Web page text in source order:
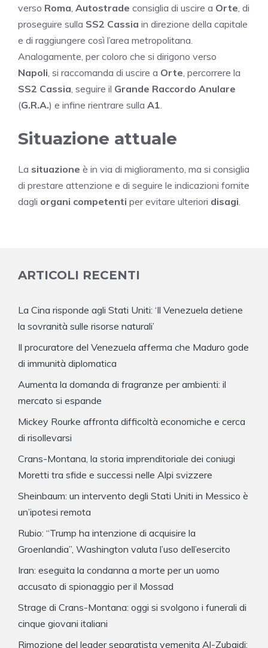
verso Roma, Autostrade consiglia di uscire a Orte, di
proseguire sulla SS2 Cassia in direzione della capitale
e di raggiungere così l’area metropolitana.
Analogamente, per coloro che si dirigono verso
Napoli, si raccomanda di uscire a Orte, percorrere la
SS2 Cassia, seguire il Grande Raccordo Anulare
(G.R.A.) e infine rientrare sulla A1.
Situazione attuale
La situazione è in via di miglioramento, ma si consiglia
di prestare attenzione e di seguire le indicazioni fornite
dagli organi competenti per evitare ulteriori disagi.
ARTICOLI RECENTI
La Cina risponde agli Stati Uniti: ‘Il Venezuela detiene
la sovranità sulle risorse naturali’
Il procuratore del Venezuela afferma che Maduro gode
di immunità diplomatica
Aumenta la domanda di fragranze per ambienti: il
mercato si espande
Mickey Rourke affronta difficoltà economiche e cerca
di risollevarsi
Crans-Montana, la storia imprenditoriale dei coniugi
Moretti tra sfide e successi nelle Alpi svizzere
Sheinbaum: un intervento degli Stati Uniti in Messico è
un’ipotesi remota
Rubio: “Trump ha intenzione di acquisire la
Groenlandia”, Washington valuta l’uso dell’esercito
Iran: eseguita la condanna a morte per un uomo
accusato di spionaggio per il Mossad
Strage di Crans-Montana: oggi si svolgono i funerali di
cinque giovani italiani
Rimozione del leader separatista yemenita Al-Zubaidi: